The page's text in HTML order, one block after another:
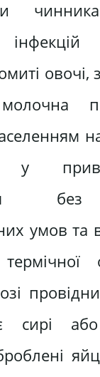
овочі,
у
умов та
сирі або